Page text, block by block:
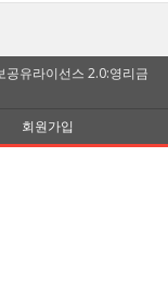
공유라이선스 2.0:영리금
회원가입